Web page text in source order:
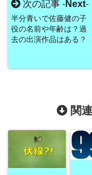
次の記事 -Next-
半分青いで佐藤健の子
役の名前や年齢は？過
去の出演作品はある？
関